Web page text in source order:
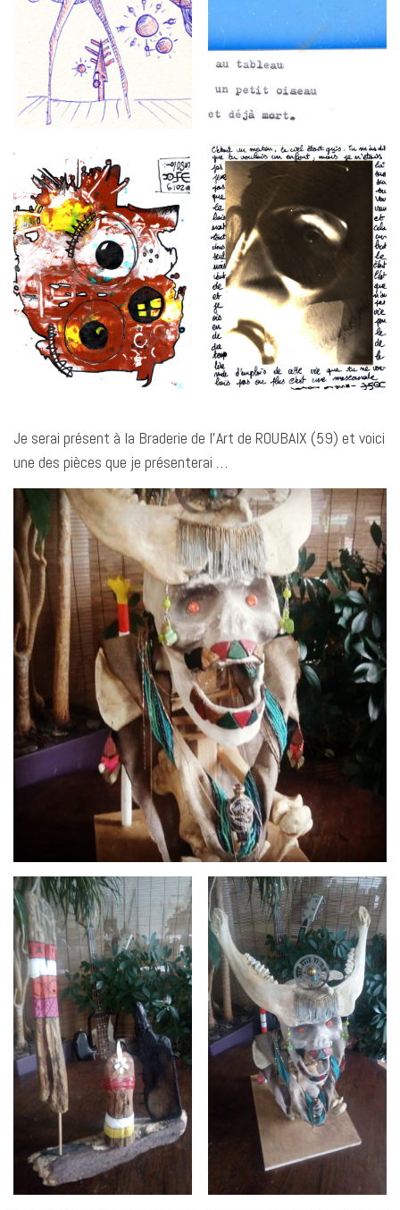
Je serai présent à la Braderie de l’Art de ROUBAIX (59) et voici
une des pièces que je présenterai …